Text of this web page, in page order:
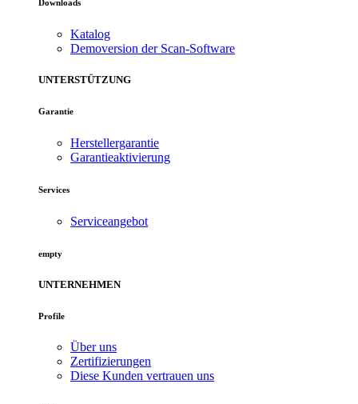
Downloads
Katalog
Demoversion der Scan-Software
UNTERSTÜTZUNG
Garantie
Herstellergarantie
Garantieaktivierung
Services
Serviceangebot
empty
UNTERNEHMEN
Profile
Über uns
Zertifizierungen
Diese Kunden vertrauen uns